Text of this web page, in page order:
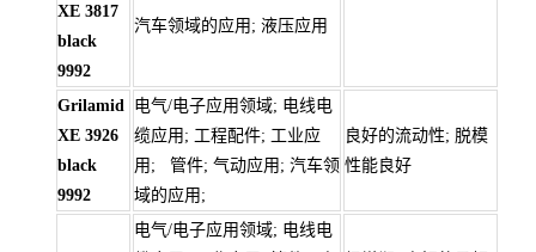
XE 3817
black
9992
汽车领域的应用; 液压应用
Grilamid
XE 3926
black
9992
电气/电子应用领域; 电线电
缆应用; 工程配件; 工业应
用; 管件; 气动应用; 汽车领
域的应用;
良好的流动性; 脱模
性能良好
电气/电子应用领域; 电线电